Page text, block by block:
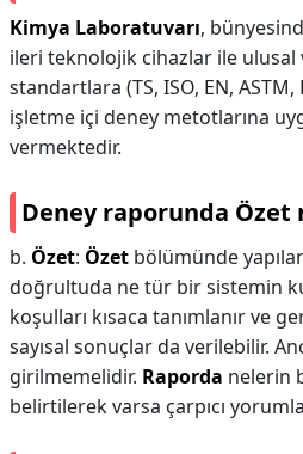
Kimya Laboratuvarı,
ileri teknolojik cihazlar ile ulusal
standartlara (TS, ISO, EN, ASTM,
işletme içi deney metotlarına
vermektedir.
Deney raporunda Özet
b. Özet: Özet bölümünde
doğrultuda ne tür bir sistemin
koşulları kısaca tanımlanır ve
sayısal sonuçlar da verilebilir.
girilmemelidir. Raporda nelerin
belirtilerek varsa çarpıcı